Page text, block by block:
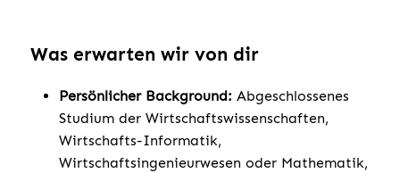
Was erwarten wir von dir
Persönlicher Background: Abgeschlossenes
Studium der Wirtschaftswissenschaften,
Wirtschafts-Informatik,
Wirtschaftsingenieurwesen oder Mathematik,